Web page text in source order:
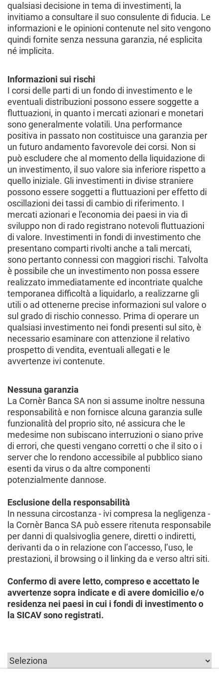
qualsiasi decisione in tema di investimenti, la
invitiamo a consultare il suo consulente di fiducia. Le
informazioni e le opinioni contenute nel sito vengono
quindi fornite senza nessuna garanzia, né esplicita
né implicita.
Informazioni sui rischi
I corsi delle parti di un fondo di investimento e le
eventuali distribuzioni possono essere soggette a
fluttuazioni, in quanto i mercati azionari e monetari
sono generalmente volatili. Una performance
positiva in passato non costituisce una garanzia per
un futuro andamento favorevole dei corsi. Non si
può escludere che al momento della liquidazione di
un investimento, il suo valore sia inferiore rispetto a
quello iniziale. Gli investimenti in divise straniere
possono essere soggetti a fluttuazioni per effetto di
oscillazioni dei tassi di cambio di riferimento. I
mercati azionari e l'economia dei paesi in via di
sviluppo non di rado registrano notevoli fluttuazioni
di valore. Investimenti in fondi di investimento che
presentano comparti rivolti anche a tali mercati,
sono pertanto connessi con maggiori rischi. Talvolta
è possibile che un investimento non possa essere
realizzato immediatamente ed incontriate qualche
temporanea difficoltà a liquidarlo, a realizzarne gli
utili o ad ottenerne precise informazioni sul valore o
sul grado di rischio connesso. Prima di operare un
qualsiasi investimento nei fondi presenti sul sito, è
necessario esaminare con attenzione il relativo
prospetto di vendita, eventuali allegati e le
avvertenze ivi contenute.
Nessuna garanzia
La Cornèr Banca SA non si assume inoltre nessuna
responsabilità e non fornisce alcuna garanzia sulle
funzionalità del proprio sito, né assicura che le
medesime non subiscano interruzioni o siano prive
di errori, che questi vengano corretti o che il sito o i
server che lo rendono accessibile al pubblico siano
esenti da virus o da altre componenti
potenzialmente dannose.
Esclusione della responsabilità
In nessuna circostanza - ivi compresa la negligenza -
la Cornèr Banca SA può essere ritenuta responsabile
per danni di qualsivoglia genere, diretti o indiretti,
derivanti da o in relazione con l’accesso, l’uso, le
prestazioni, il browsing o il linking da e verso altri siti.
Confermo di avere letto, compreso e accettato le
avvertenze sopra indicate e di avere domicilio e/o
residenza nei paesi in cui i fondi di investimento o
la SICAV sono registrati.